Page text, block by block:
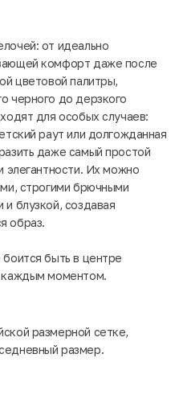
от идеально
комфорт даже после
цветовой палитры,
черного до дерзкого
для особых случаев:
раут или долгожданная
даже самый простой
элегантности. Их можно
строгими брючными
блузкой, создавая
образ.
быть в центре
каждым моментом.
размерной сетке,
размер.